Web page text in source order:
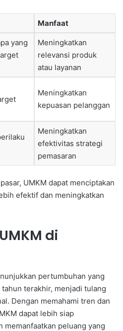
Manfaat
yang
Meningkatkan
relevansi produk
atau layanan
Meningkatkan
kepuasan pelanggan
Meningkatkan
efektivitas strategi
pemasaran
UMKM dapat menciptakan
efektif dan meningkatkan
di
pertumbuhan yang
terakhir, menjadi tulang
Dengan memahami tren dan
dapat lebih siap
memanfaatkan peluang yang